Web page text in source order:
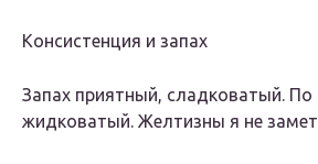
Консистенция и запах
Запах приятный, сладковатый. По
жидковатый. Желтизны я не